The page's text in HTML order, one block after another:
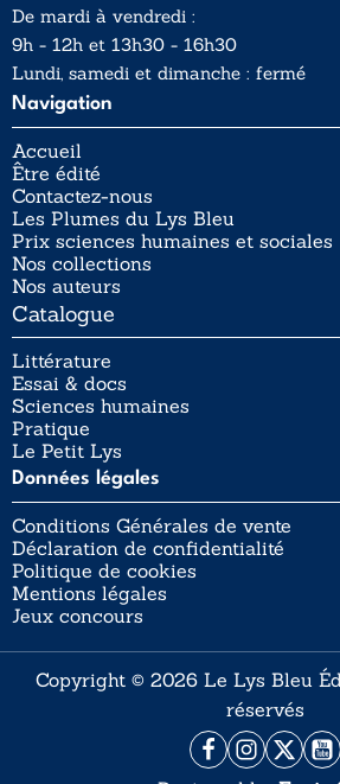
De mardi à vendredi :
9h - 12h et 13h30 - 16h30
Lundi, samedi et dimanche : fermé
Navigation
Accueil
Être édité
Contactez-nous
Les Plumes du Lys Bleu
Prix sciences humaines et sociales
Nos collections
Nos auteurs
Catalogue
Littérature
Essai & docs
Sciences humaines
Pratique
Le Petit Lys
Données légales
Conditions Générales de vente
Déclaration de confidentialité
Politique de cookies
Mentions légales
Jeux concours
Copyright © 2026 Le Lys Bleu
réservés